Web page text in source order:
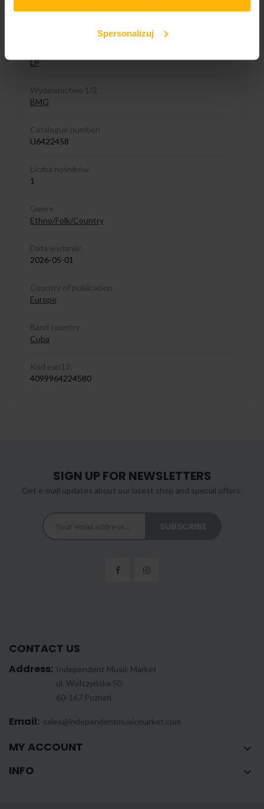
Spersonalizuj
Album title:
LP
Wydawnictwo 1/2
BMG
Catalogue number:
U6422458
Liczba nośników:
1
Genre
Ethno/Folk/Country
Data wydania:
2026-05-01
Country of publication
Europe
Band country
Cuba
Kod ean13:
4099964224580
SIGN UP FOR NEWSLETTERS
Get e-mail updates about our latest shop and special offers.
CONTACT US
Address: Independent Music Market
ul. Wołczyńska 50
60-167 Poznań
Email: sales@independentmusicmarket.com
MY ACCOUNT 
INFO 